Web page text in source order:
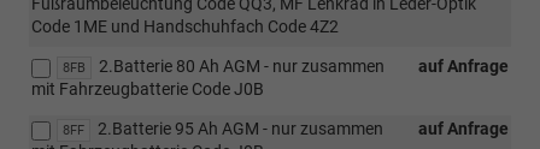
Code 1ME und Handschuhfach Code 4Z2
8FB auf Anfrage
2.Batterie 80 Ah AGM - nur zusammen
mit Fahrzeugbatterie Code J0B
8FF auf Anfrage
2.Batterie 95 Ah AGM - nur zusammen